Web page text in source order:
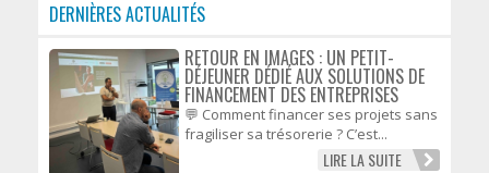
DERNIÈRES ACTUALITÉS
RETOUR EN IMAGES : UN PETIT-
DÉJEUNER DÉDIÉ AUX SOLUTIONS DE
FINANCEMENT DES ENTREPRISES
💬 Comment financer ses projets sans
fragiliser sa trésorerie ? C’est...
LIRE LA SUITE